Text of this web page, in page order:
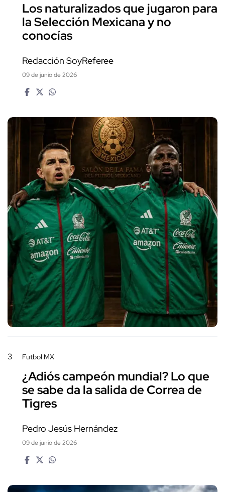
Los naturalizados que jugaron para
la Selección Mexicana y no
conocías
Redacción SoyReferee
09 de junio de 2026
3 Futbol MX
¿Adiós campeón mundial? Lo que
se sabe da la salida de Correa de
Tigres
Pedro Jesús Hernández
09 de junio de 2026